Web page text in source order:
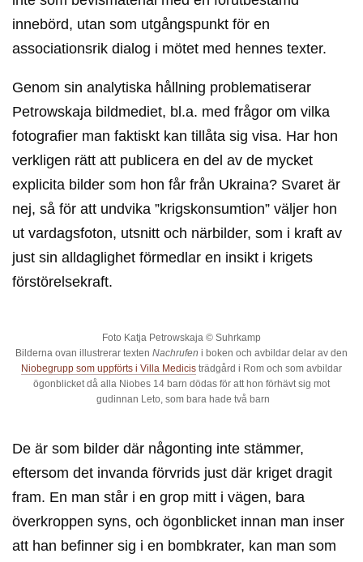
innebörd, utan som utgångspunkt för en
associationsrik dialog i mötet med hennes texter.
Genom sin analytiska hållning problematiserar
Petrowskaja bildmediet, bl.a. med frågor om vilka
fotografier man faktiskt kan tillåta sig visa. Har hon
verkligen rätt att publicera en del av de mycket
explicita bilder som hon får från Ukraina? Svaret är
nej, så för att undvika ”krigskonsumtion” väljer hon
ut vardagsfoton, utsnitt och närbilder, som i kraft av
just sin alldaglighet förmedlar en insikt i krigets
förstörelsekraft.
Foto Katja Petrowskaja © Suhrkamp
Bilderna ovan illustrerar texten Nachrufen i boken och avbildar delar av den
Niobegrupp som uppförts i Villa Medicis trädgård i Rom och som avbildar
ögonblicket då alla Niobes 14 barn dödas för att hon förhävt sig mot
gudinnan Leto, som bara hade två barn
De är som bilder där någonting inte stämmer,
eftersom det invanda förvrids just där kriget dragit
fram. En man står i en grop mitt i vägen, bara
överkroppen syns, och ögonblicket innan man inser
att han befinner sig i en bombkrater, kan man som